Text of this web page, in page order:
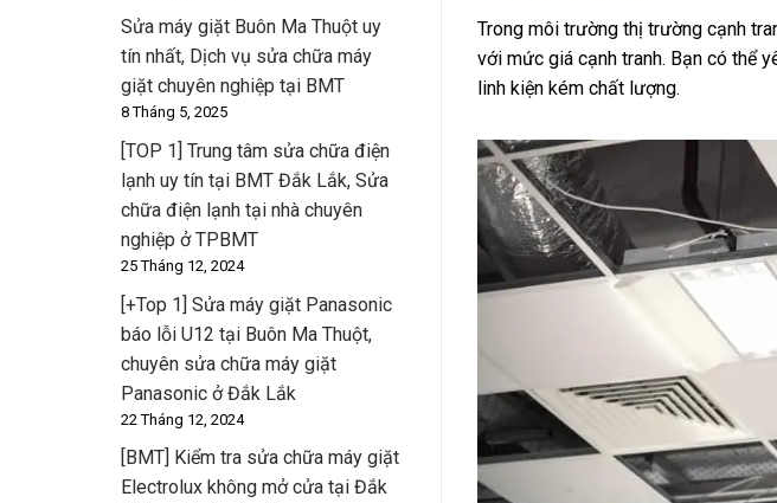
Sửa máy giặt Buôn Ma Thuột uy
tín nhất, Dịch vụ sửa chữa máy
giặt chuyên nghiệp tại BMT
8 Tháng 5, 2025
[TOP 1] Trung tâm sửa chữa điện
lạnh uy tín tại BMT Đắk Lắk, Sửa
chữa điện lạnh tại nhà chuyên
nghiệp ở TPBMT
25 Tháng 12, 2024
[+Top 1] Sửa máy giặt Panasonic
báo lỗi U12 tại Buôn Ma Thuột,
chuyên sửa chữa máy giặt
Panasonic ở Đắk Lắk
22 Tháng 12, 2024
[BMT] Kiểm tra sửa chữa máy giặt
Electrolux không mở cửa tại Đắk
Trong môi trường thị trường cạnh
với mức giá cạnh tranh. Bạn có thể
linh kiện kém chất lượng.